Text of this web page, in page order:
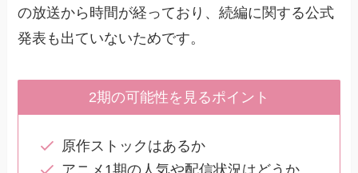
の放送から時間が経っており、続編に関する公式
発表も出ていないためです。
2期の可能性を見るポイント
原作ストックはあるか